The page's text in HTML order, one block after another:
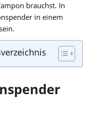
brauchst. In
in einem